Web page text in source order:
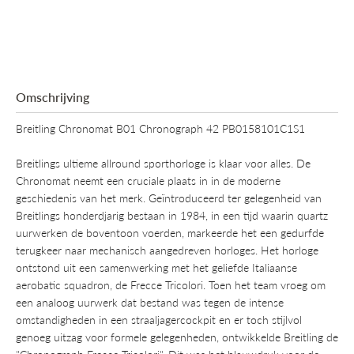
Omschrijving
Breitling Chronomat B01 Chronograph 42 PB0158101C1S1
Breitlings ultieme allround sporthorloge is klaar voor alles. De
Chronomat neemt een cruciale plaats in in de moderne
geschiedenis van het merk. Geïntroduceerd ter gelegenheid van
Breitlings honderdjarig bestaan ​​in 1984, in een tijd waarin quartz
uurwerken de boventoon voerden, markeerde het een gedurfde
terugkeer naar mechanisch aangedreven horloges. Het horloge
ontstond uit een samenwerking met het geliefde Italiaanse
aerobatic squadron, de Frecce Tricolori. Toen het team vroeg om
een ​​analoog uurwerk dat bestand was tegen de intense
omstandigheden in een straaljagercockpit en er toch stijlvol
genoeg uitzag voor formele gelegenheden, ontwikkelde Breitling de